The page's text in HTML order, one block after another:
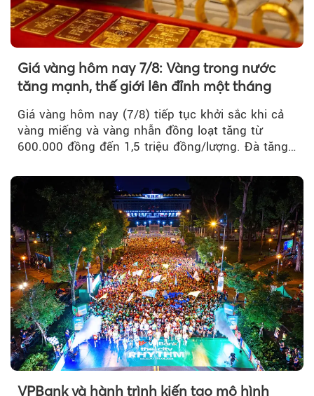
Giá vàng hôm nay 7/8: Vàng trong nước
tăng mạnh, thế giới lên đỉnh một tháng
Giá vàng hôm nay (7/8) tiếp tục khởi sắc khi cả
vàng miếng và vàng nhẫn đồng loạt tăng từ
600.000 đồng đến 1,5 triệu đồng/lượng. Đà tăng
vàng thế giới bứt phá lên mức cao nhất trong
một tháng.
VPBank và hành trình kiến tạo mô hình